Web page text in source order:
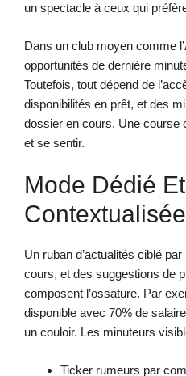
un spectacle à ceux qui
Dans un club moyen comme
opportunités de dernière
Toutefois, tout dépend de
disponibilités en prêt, et des
dossier en cours. Une course
et se sentir.
Mode Dédié
Un ruban d’actualités ciblé
cours, et des suggestions de
composent l’ossature. Par
disponible avec 70% de
un couloir. Les minuteurs
Ticker rumeurs par